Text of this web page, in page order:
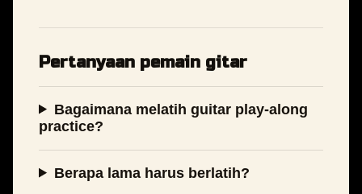
Pertanyaan pemain gitar
Bagaimana melatih guitar play-along
practice?
Berapa lama harus berlatih?